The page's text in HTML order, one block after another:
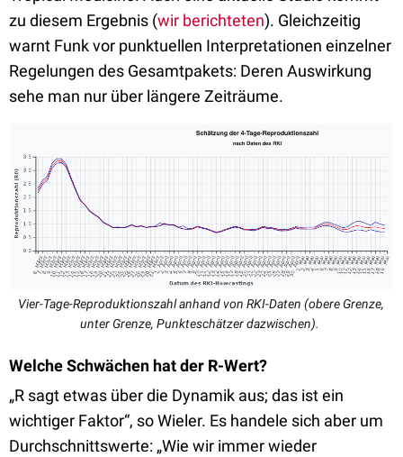
zu diesem Ergebnis (wir berichteten). Gleichzeitig
warnt Funk vor punktuellen Interpretationen einzelner
Regelungen des Gesamtpakets: Deren Auswirkung
sehe man nur über längere Zeiträume.
Vier-Tage-Reproduktionszahl anhand von RKI-Daten (obere Grenze,
unter Grenze, Punkteschätzer dazwischen).
Welche Schwächen hat der R-Wert?
„R sagt etwas über die Dynamik aus; das ist ein
wichtiger Faktor“, so Wieler. Es handele sich aber um
Durchschnittswerte: „Wie wir immer wieder